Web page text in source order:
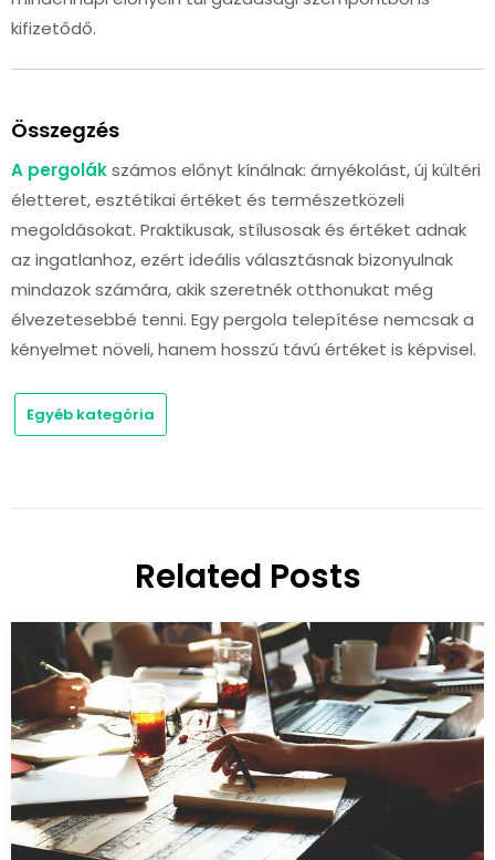
kifizetődő.
Összegzés
A pergolákszámos előnyt kínálnak: árnyékolást, új kültéri
életteret, esztétikai értéket és természetközeli
megoldásokat. Praktikusak, stílusosak és értéket adnak
az ingatlanhoz, ezért ideális választásnak bizonyulnak
mindazok számára, akik szeretnék otthonukat még
élvezetesebbé tenni. Egy pergola telepítése nemcsak a
kényelmet növeli, hanem hosszú távú értéket is képvisel.
Egyéb kategória
Related Posts